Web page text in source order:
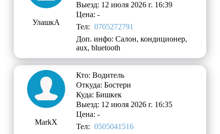
УлашкА
Выезд: 12 июля 2026 г. 16:39
Цена: -
Тел: 0705272791
Доп. инфо: Салон, кондиционер,
aux, bluetooth
MarkX
Кто: Водитель
Откуда: Бостери
Куда: Бишкек
Выезд: 12 июля 2026 г. 16:35
Цена: -
Тел: 0505041516